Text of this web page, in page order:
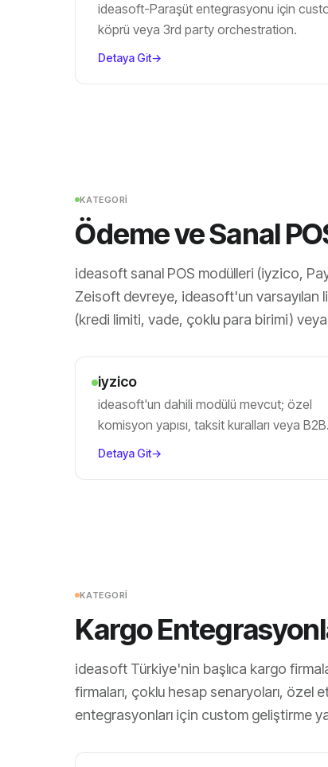
ideasoft-Paraşüt entegrasyonu için
köprü veya 3rd party orchestration.
Detaya Git→
KATEGORI
Ödeme ve Sanal
ideasoft sanal POS modülleri (iyzico,
Zeisoft devreye, ideasoft'un varsayılan
(kredi limiti, vade, çoklu para birimi)
iyzico
ideasoft'un dahili modülü mevcut; özel
komisyon yapısı, taksit kuralları veya B2B
akışlar için ek yapılandırma yapıyoruz.
Detaya Git→
KATEGORI
Kargo
ideasoft Türkiye'nin başlıca kargo
firmaları, çoklu hesap senaryoları, özel
entegrasyonları için custom geliştirme